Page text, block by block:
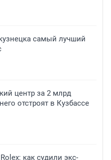
самый лучший
центр за 2 млрд
отстроят в Кузбассе
как судили экс-